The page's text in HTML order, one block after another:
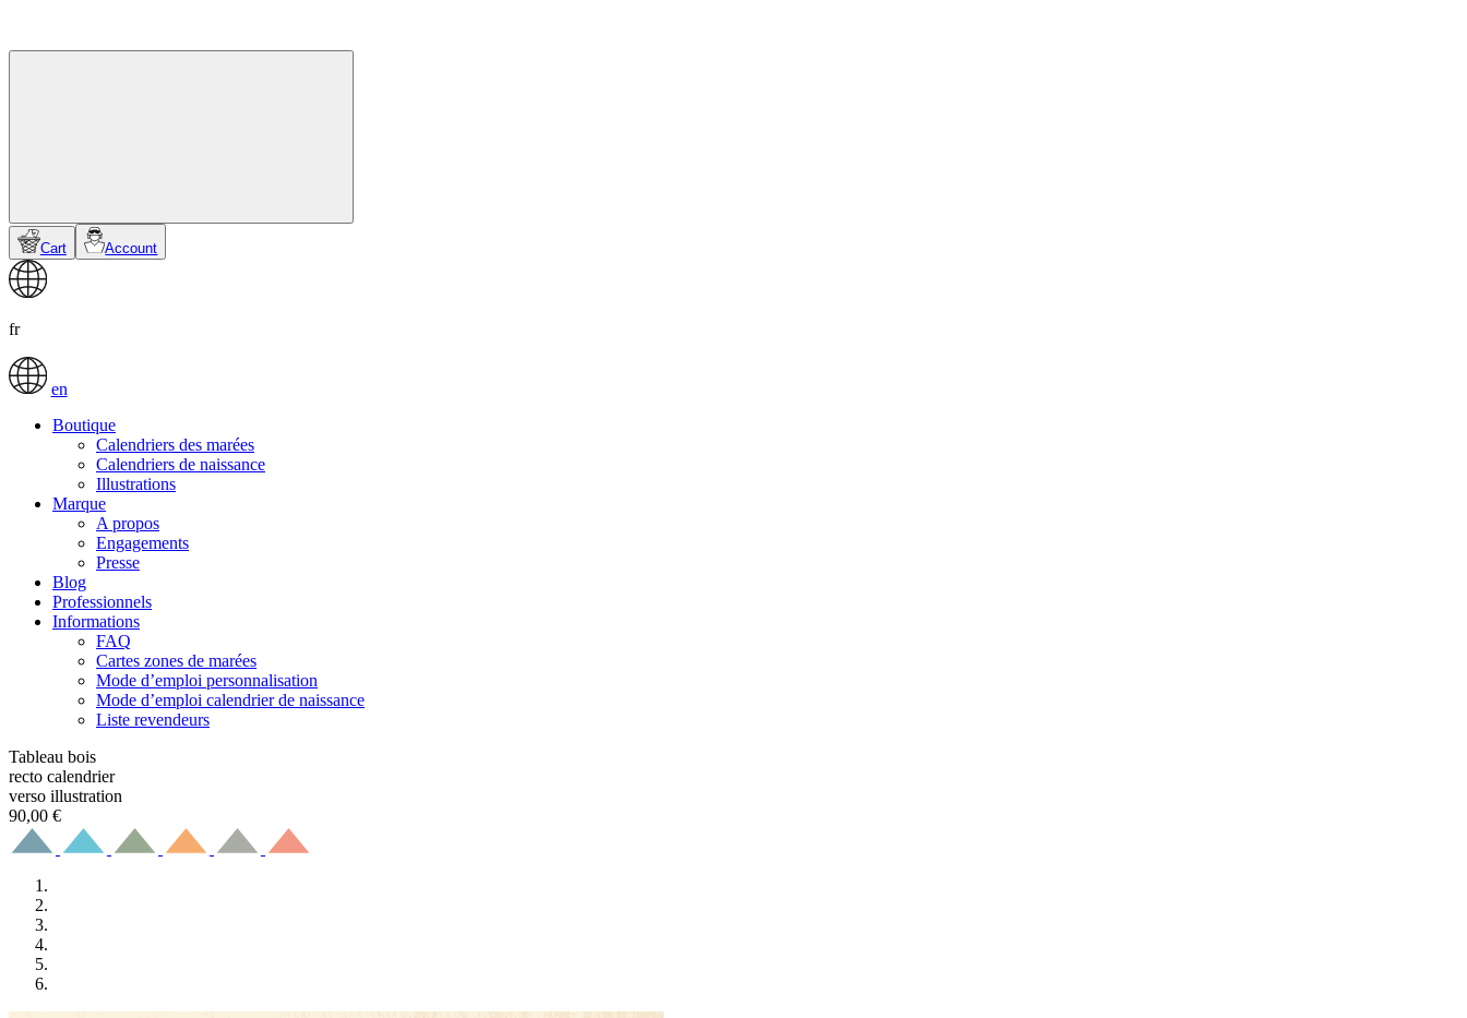
Cart Account
fr
en
Boutique
Calendriers des marées
Calendriers de naissance
Illustrations
Marque
A propos
Engagements
Presse
Blog
Professionnels
Informations
FAQ
Cartes zones de marées
Mode d’emploi personnalisation
Mode d’emploi calendrier de naissance
Liste revendeurs
Tableau bois
recto calendrier
verso illustration
90,00 €